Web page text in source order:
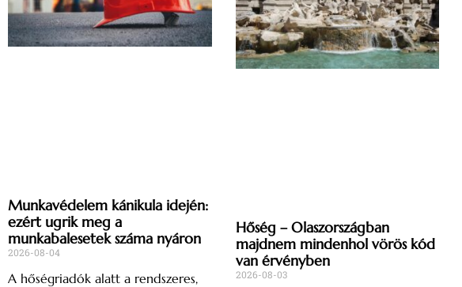
Munkavédelem kánikula idején:
ezért ugrik meg a
munkabalesetek száma nyáron
2026-08-04
A hőségriadók alatt a rendszeres,
Hőség – Olaszországban
majdnem mindenhol vörös kód
van érvényben
2026-08-03